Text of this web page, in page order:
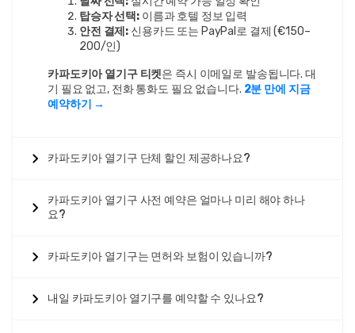
탑승자 선택: 이름과 호텔 정보 입력
안전 결제: 신용카드 또는 PayPal로 결제 (€150–
200/인)
카파도키아 열기구 티켓은 즉시 이메일로 발송됩니다. 대
기 필요 없고, 전화 통화도 필요 없습니다. 2분 만에 지금
예약하기 →
카파도키아 열기구 단체 할인 제공하나요?
카파도키아 열기구 사전 예약은 얼마나 미리 해야 하나
요?
카파도키아 열기구는 면허와 보험이 있습니까?
내일 카파도키아 열기구를 예약할 수 있나요?